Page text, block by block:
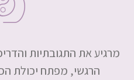
מרגיע את התגובתיות
הרגשי, מפתח יכולת